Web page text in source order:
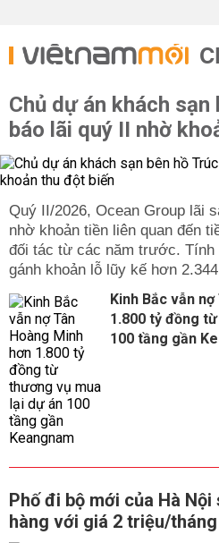
Chủ dự án khách sạn
báo lãi quý II nhờ
Quý II/2026, Ocean Group lãi
nhờ khoản tiền liên quan đến
đối tác từ các năm trước. Tính
gánh khoản lỗ lũy kế hơn
Kinh Bắc vẫn
1.800 tỷ đồng
100 tầng gần
Phố đi bộ mới của Hà
hàng với giá 2 triệu/tháng